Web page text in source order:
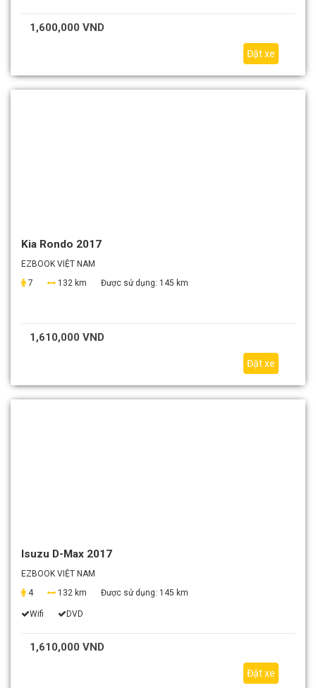
1,600,000 VND
Đặt xe
Kia Rondo 2017
EZBOOK VIỆT NAM
7
132 km Được sử dụng: 145 km
1,610,000 VND
Đặt xe
Isuzu D-Max 2017
EZBOOK VIỆT NAM
4
132 km Được sử dụng: 145 km
Wifi DVD
1,610,000 VND
Đặt xe